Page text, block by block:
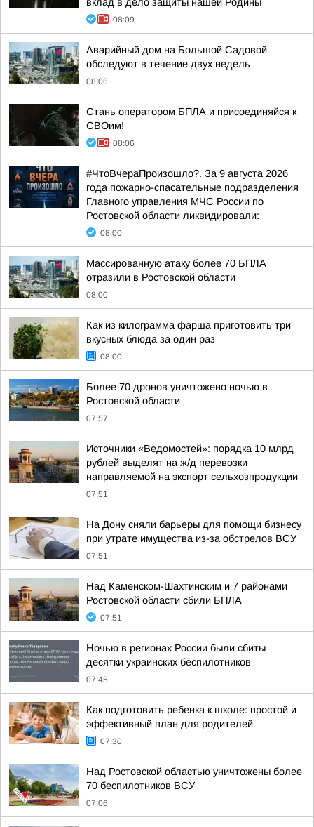
08:09
Аварийный дом на Большой Садовой
обследуют в течение двух недель
08:06
Стань оператором БПЛА и присоединяйся к
СВОим!
08:06
#ЧтоВчераПроизошло?. За 9 августа 2026
года пожарно-спасательные подразделения
Главного управления МЧС России по
Ростовской области ликвидировали:
08:00
Массированную атаку более 70 БПЛА
отразили в Ростовской области
08:00
Как из килограмма фарша приготовить три
вкусных блюда за один раз
08:00
Более 70 дронов уничтожено ночью в
Ростовской области
07:57
Источники «Ведомостей»: порядка 10 млрд
рублей выделят на ж/д перевозки
направляемой на экспорт сельхозпродукции
07:51
На Дону сняли барьеры для помощи бизнесу
при утрате имущества из-за обстрелов ВСУ
07:51
Над Каменском-Шахтинским и 7 районами
Ростовской области сбили БПЛА
07:51
Ночью в регионах России были сбиты
десятки украинских беспилотников
07:45
Как подготовить ребенка к школе: простой и
эффективный план для родителей
07:30
Над Ростовской областью уничтожены более
70 беспилотников ВСУ
07:06